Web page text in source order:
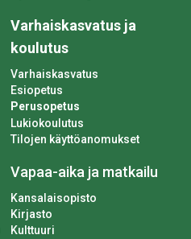
Varhaiskasvatus ja
koulutus
Varhaiskasvatus
Esiopetus
Perusopetus
Lukiokoulutus
Tilojen käyttöanomukset
Vapaa-aika ja matkailu
Kansalaisopisto
Kirjasto
Kulttuuri